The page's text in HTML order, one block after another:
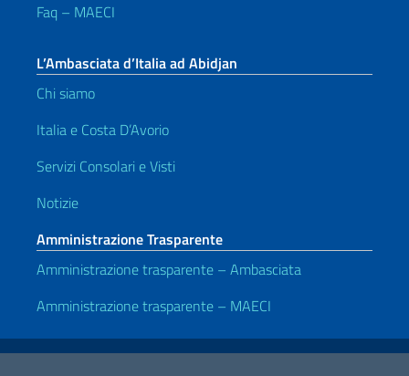
Faq – MAECI
L’Ambasciata d’Italia ad Abidjan
Chi siamo
Italia e Costa D’Avorio
Servizi Consolari e Visti
Notizie
Amministrazione Trasparente
Amministrazione trasparente – Ambasciata
Amministrazione trasparente – MAECI
Link Utili